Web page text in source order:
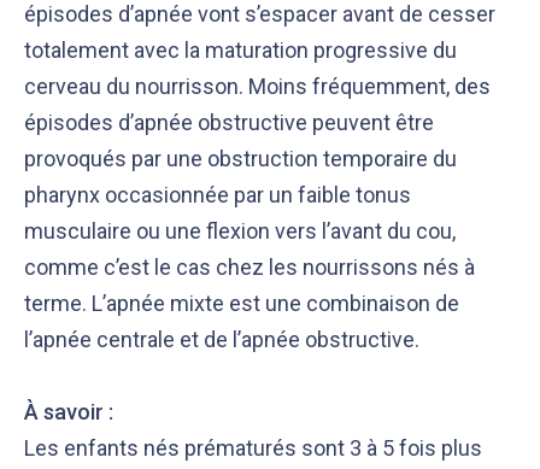
épisodes d’apnée vont s’espacer avant de cesser
totalement avec la maturation progressive du
cerveau du nourrisson. Moins fréquemment, des
épisodes d’apnée obstructive peuvent être
provoqués par une obstruction temporaire du
pharynx occasionnée par un faible tonus
musculaire ou une flexion vers l’avant du cou,
comme c’est le cas chez les nourrissons nés à
terme. L’apnée mixte est une combinaison de
l’apnée centrale et de l’apnée obstructive.
À savoir :
Les enfants nés prématurés sont 3 à 5 fois plus